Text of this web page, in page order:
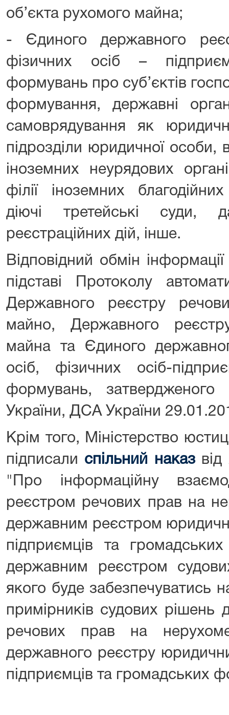
об’єкта рухомого майна;
- Єдиного державного
фізичних осіб –
формувань про суб’єктів
формування, державні
самоврядування як
підрозділи юридичної особи,
іноземних неурядових
філії іноземних
діючі третейські суди,
реєстраційних дій, інше.
Відповідний обмін
підставі Протоколу
Державного реєстру
майно, Державного
майна та Єдиного
осіб, фізичних осіб-
формувань, затвердженого
України, ДСА України
Крім того, Міністерство
підписали спільний наказвід
"Про інформаційну
реєстром речових прав на
державним реєстром
підприємців та
державним реєстром
якого буде забезпечуватись
примірників судових рішень
речових прав на
державного реєстру
підприємців та громадських